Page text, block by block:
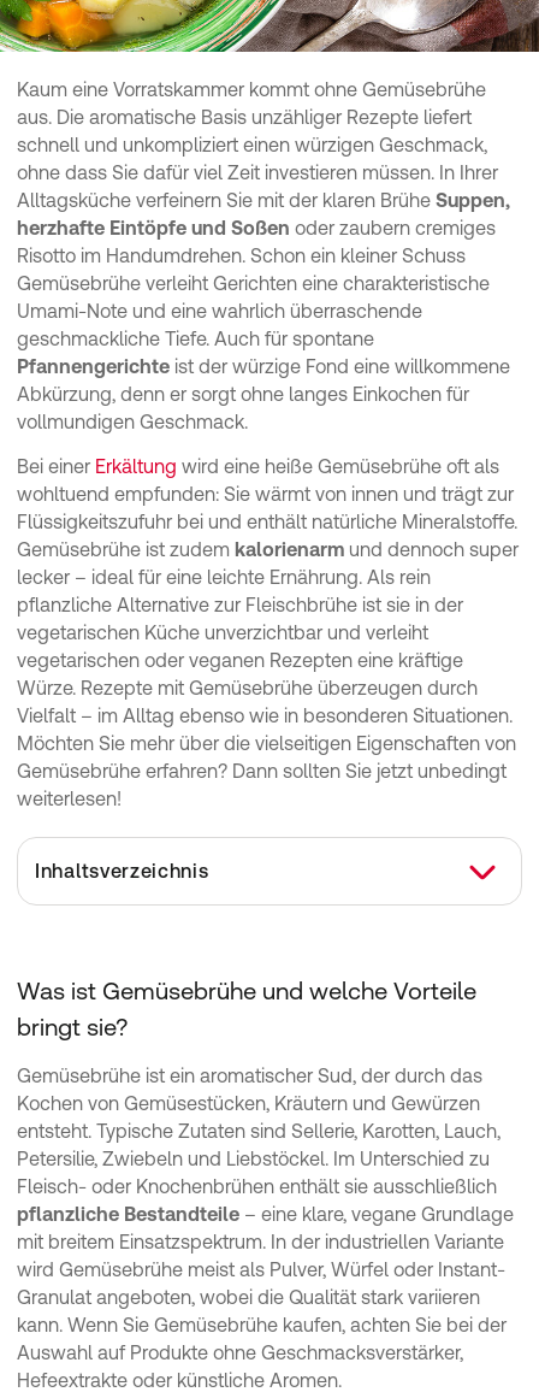
Kaum eine Vorratskammer kommt ohne Gemüsebrühe
aus. Die aromatische Basis unzähliger Rezepte liefert
schnell und unkompliziert einen würzigen Geschmack,
ohne dass Sie dafür viel Zeit investieren müssen. In Ihrer
Alltagsküche verfeinern Sie mit der klaren Brühe Suppen,
herzhafte Eintöpfe und Soßen oder zaubern cremiges
Risotto im Handumdrehen. Schon ein kleiner Schuss
Gemüsebrühe verleiht Gerichten eine charakteristische
Umami-Note und eine wahrlich überraschende
geschmackliche Tiefe. Auch für spontane
Pfannengerichte ist der würzige Fond eine willkommene
Abkürzung, denn er sorgt ohne langes Einkochen für
vollmundigen Geschmack.
Bei einer Erkältung wird eine heiße Gemüsebrühe oft als
wohltuend empfunden: Sie wärmt von innen und trägt zur
Flüssigkeitszufuhr bei und enthält natürliche Mineralstoffe.
Gemüsebrühe ist zudem kalorienarm und dennoch super
lecker – ideal für eine leichte Ernährung. Als rein
pflanzliche Alternative zur Fleischbrühe ist sie in der
vegetarischen Küche unverzichtbar und verleiht
vegetarischen oder veganen Rezepten eine kräftige
Würze. Rezepte mit Gemüsebrühe überzeugen durch
Vielfalt – im Alltag ebenso wie in besonderen Situationen.
Möchten Sie mehr über die vielseitigen Eigenschaften von
Gemüsebrühe erfahren? Dann sollten Sie jetzt unbedingt
weiterlesen!
Inhaltsverzeichnis
Welche Unterschiede gibt es bei Gemüsebrühe?
Was ist Gemüsebrühe und welche Vorteile
bringt sie?
Gemüsebrühe ist ein aromatischer Sud, der durch das
Kochen von Gemüsestücken, Kräutern und Gewürzen
entsteht. Typische Zutaten sind Sellerie, Karotten, Lauch,
Petersilie, Zwiebeln und Liebstöckel. Im Unterschied zu
Fleisch- oder Knochenbrühen enthält sie ausschließlich
pflanzliche Bestandteile – eine klare, vegane Grundlage
mit breitem Einsatzspektrum. In der industriellen Variante
wird Gemüsebrühe meist als Pulver, Würfel oder Instant-
Granulat angeboten, wobei die Qualität stark variieren
kann. Wenn Sie Gemüsebrühe kaufen, achten Sie bei der
Auswahl auf Produkte ohne Geschmacksverstärker,
Hefeextrakte oder künstliche Aromen.